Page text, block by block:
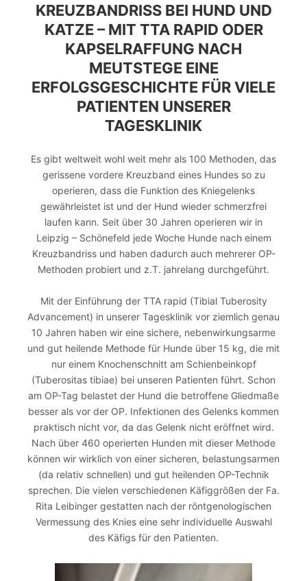
KREUZBANDRISS BEI HUND UND
KATZE – MIT TTA RAPID ODER
KAPSELRAFFUNG NACH
MEUTSTEGE EINE
ERFOLGSGESCHICHTE FÜR VIELE
PATIENTEN UNSERER
TAGESKLINIK
Es gibt weltweit wohl weit mehr als 100 Methoden, das
gerissene vordere Kreuzband eines Hundes so zu
operieren, dass die Funktion des Kniegelenks
gewährleistet ist und der Hund wieder schmerzfrei
laufen kann. Seit über 30 Jahren operieren wir in
Leipzig – Schönefeld jede Woche Hunde nach einem
Kreuzbandriss und haben dadurch auch mehrerer OP-
Methoden probiert und z.T. jahrelang durchgeführt.
Mit der Einführung der TTA rapid (Tibial Tuberosity
Advancement) in unserer Tagesklinik vor ziemlich genau
10 Jahren haben wir eine sichere, nebenwirkungsarme
und gut heilende Methode für Hunde über 15 kg, die mit
nur einem Knochenschnitt am Schienbeinkopf
(Tuberositas tibiae) bei unseren Patienten führt. Schon
am OP-Tag belastet der Hund die betroffene Gliedmaße
besser als vor der OP. Infektionen des Gelenks kommen
praktisch nicht vor, da das Gelenk nicht eröffnet wird.
Nach über 460 operierten Hunden mit dieser Methode
können wir wirklich von einer sicheren, belastungsarmen
(da relativ schnellen) und gut heilenden OP-Technik
sprechen. Die vielen verschiedenen Käfiggrößen der Fa.
Rita Leibinger gestatten nach der röntgenologischen
Vermessung des Knies eine sehr individuelle Auswahl
des Käfigs für den Patienten.